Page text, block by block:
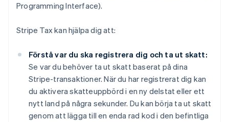
Programming Interface).
Stripe Tax kan hjälpa dig att:
Förstå var du ska registrera dig och ta ut skatt:
Se var du behöver ta ut skatt baserat på dina
Stripe-transaktioner. När du har registrerat dig kan
du aktivera skatteuppbörd i en ny delstat eller ett
nytt land på några sekunder. Du kan börja ta ut skatt
genom att lägga till en enda rad kod i den befintliga